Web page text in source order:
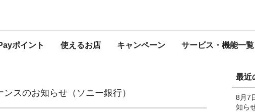
ポイント 使えるお店 キャンペーン サービス・機能一覧
PayPayからのお知らせ
スのお知らせ（ソニー銀行）
最近
8月7
知ら